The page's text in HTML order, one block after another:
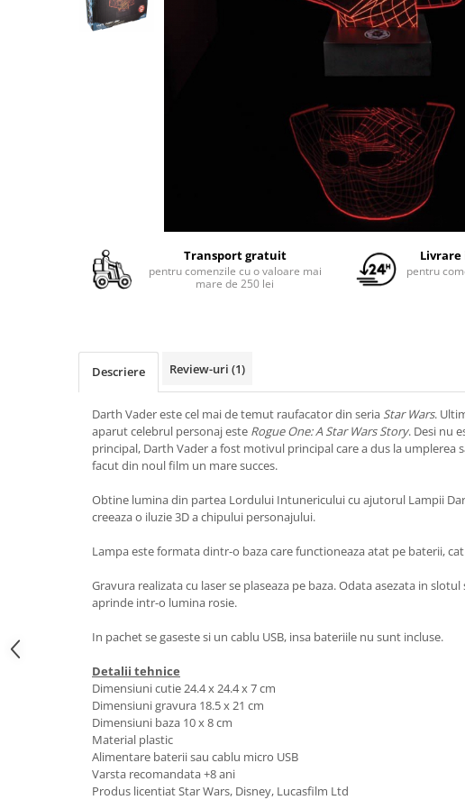
Transport gratuit
pentru comenzile cu o valoare mai
mare de 250 lei
Livrare
pentru
Descriere Review-uri (1)
Darth Vader este cel mai de temut raufacator din seria Star Wars.
aparut celebrul personaj este Rogue One: A Star Wars Story. Desi nu
principal, Darth Vader a fost motivul principal care a dus la umplerea
facut din noul film un mare succes.
Obtine lumina din partea Lordului Intunericului cu ajutorul Lampii
creeaza o iluzie 3D a chipului personajului.
Lampa este formata dintr-o baza care functioneaza atat pe baterii, cat
Gravura realizata cu laser se plaseaza pe baza. Odata asezata in
aprinde intr-o lumina rosie.
In pachet se gaseste si un cablu USB, insa bateriile nu sunt incluse.
Detalii tehnice
Dimensiuni cutie 24.4 x 24.4 x 7 cm
Dimensiuni gravura 18.5 x 21 cm
Dimensiuni baza 10 x 8 cm
Material plastic
Alimentare baterii sau cablu micro USB
Varsta recomandata +8 ani
Produs licentiat Star Wars, Disney, Lucasfilm Ltd